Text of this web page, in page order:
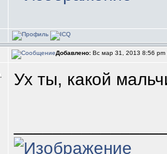
Добавлено: Вс мар 31, 2013 8:56 pm
Ух ты, какой